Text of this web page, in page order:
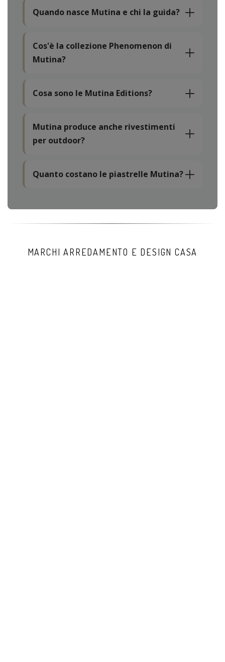
Quando nasce Mutina e chi la guida?
Cos'è la collezione Phenomenon di
Mutina?
Cosa sono le Mutina Editions?
Mutina produce anche rivestimenti
per outdoor?
Quanto costano le piastrelle Mutina?
MARCHI ARREDAMENTO E DESIGN CASA